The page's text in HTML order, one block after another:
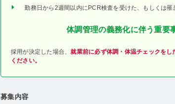
勤務日から2週間以内にPCR検査を受けた、もしくは罹
体調管理の義務化に伴う重要
採用が決定した場合、就業前に必ず体調・体温チェックを
ください。
募集内容